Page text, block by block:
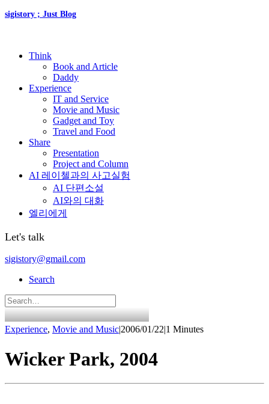
sigistory ; Just Blog
Think
Book and Article
Daddy
Experience
IT and Service
Movie and Music
Gadget and Toy
Travel and Food
Share
Presentation
Project and Column
AI 레이첼과의 사고실험
AI 단편소설
AI와의 대화
엘리에게
Let's talk
sigistory@gmail.com
Search
Experience, Movie and Music|2006/01/22|1 Minutes
Wicker Park, 2004